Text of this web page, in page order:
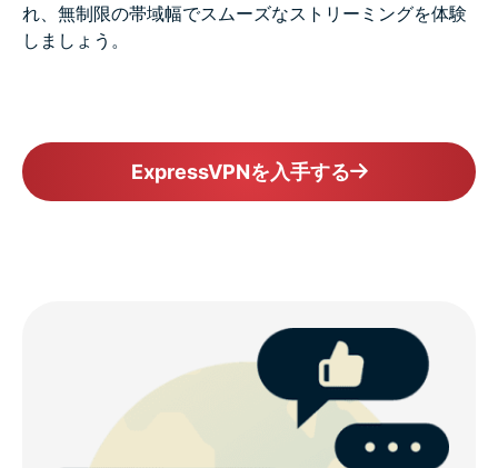
れ、無制限の帯域幅でスムーズなストリーミングを体験
しましょう。
ExpressVPNを入手する